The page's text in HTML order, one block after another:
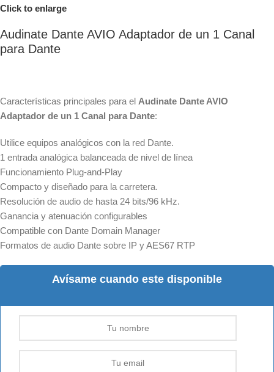
Click to enlarge
Audinate Dante AVIO Adaptador de un 1 Canal
para Dante
Características principales para el Audinate Dante AVIO
Adaptador de un 1 Canal para Dante:
Utilice equipos analógicos con la red Dante.
1 entrada analógica balanceada de nivel de línea
Funcionamiento Plug-and-Play
Compacto y diseñado para la carretera.
Resolución de audio de hasta 24 bits/96 kHz.
Ganancia y atenuación configurables
Compatible con Dante Domain Manager
Formatos de audio Dante sobre IP y AES67 RTP
Avísame cuando este disponible